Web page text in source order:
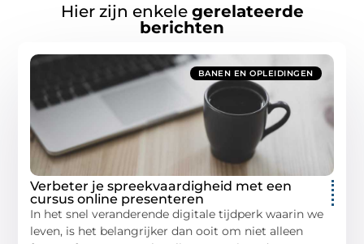
Hier zijn enkele gerelateerde
berichten
BANEN EN OPLEIDINGEN
Verbeter je spreekvaardigheid met een
cursus online presenteren
In het snel veranderende digitale tijdperk waarin we
leven, is het belangrijker dan ooit om niet alleen